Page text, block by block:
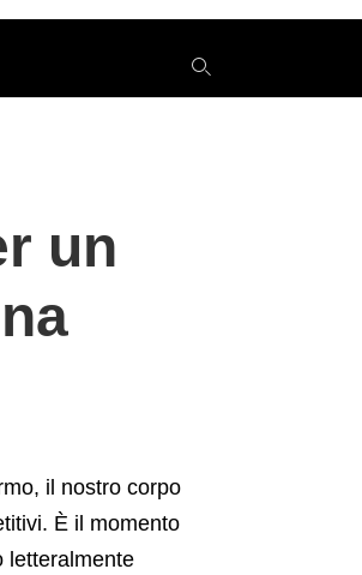
un
il nostro corpo
È il momento
letteralmente